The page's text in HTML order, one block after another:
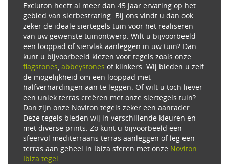
Excluton heeft al meer dan 45 jaar ervaring op het
gebied van sierbestrating. Bij ons vindt u dan ook
zeker de ideale siertegels tuin voor het realiseren
van uw gewenste tuinontwerp. Wilt u bijvoorbeeld
een looppad of siervlak aanleggen in uw tuin? Dan
kunt u bijvoorbeeld kiezen voor tegels zoals onze
flagstones, abbeystones of klinkers. Wij bieden u zelf
de mogelijkheid om een looppad met
halfverhardingen aan te leggen. Of wilt u toch liever
een uniek terras creëren met onze siertegels tuin?
Dan zijn onze Noviton tegels zeker een aanrader.
Deze tegels bieden wij in verschillende kleuren en
met diverse prints. Zo kunt u bijvoorbeeld een
sfeervol mediterraans terras aanleggen of leg een
terras aan geheel in Ibiza sferen met onze Noviton
Ibiza tegel.